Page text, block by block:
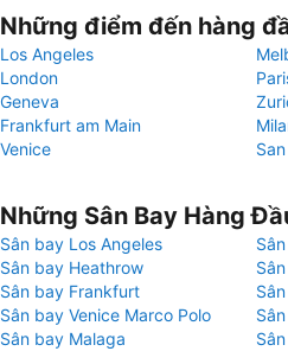
Những điểm đến hàng
Los Angeles
London
Geneva
Frankfurt am Main
Venice
Những Sân Bay Hàng
Sân bay Los Angeles
Sân bay Heathrow
Sân bay Frankfurt
Sân bay Venice Marco Polo
Sân bay Malaga